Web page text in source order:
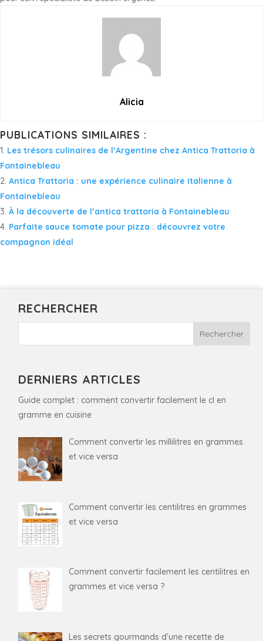
Alicia
PUBLICATIONS SIMILAIRES :
Les trésors culinaires de l’Argentine chez Antica Trattoria à
Fontainebleau
Antica Trattoria : une expérience culinaire italienne à
Fontainebleau
À la découverte de l’antica trattoria à Fontainebleau
Parfaite sauce tomate pour pizza : découvrez votre
compagnon idéal
RECHERCHER
DERNIERS ARTICLES
Guide complet : comment convertir facilement le cl en
gramme en cuisine
Comment convertir les millilitres en grammes
et vice versa
Comment convertir les centilitres en grammes
et vice versa
Comment convertir facilement les centilitres en
grammes et vice versa ?
Les secrets gourmands d’une recette de